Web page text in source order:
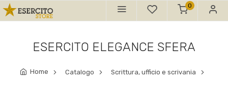
0
ESERCITO ELEGANCE SFERA
Home Catalogo Scrittura, ufficio e scrivania